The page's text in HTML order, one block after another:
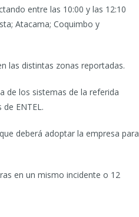
entre las 10:00 y las 12:10
Atacama; Coquimbo y
las distintas zonas reportadas.
de los sistemas de la referida
ENTEL.
deberá adoptar la empresa para
en un mismo incidente o 12